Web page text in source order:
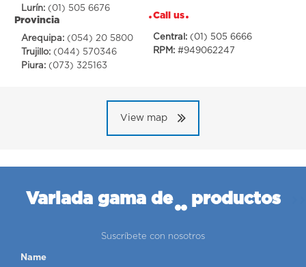
Lurín: (01) 505 6676
Provincia
Arequipa: (054) 20 5800
Trujillo: (044) 570346
Piura: (073) 325163
Call us
Central: (01) 505 6666
RPM: #949062247
View map
Variada gama de productos
Suscríbete con nosotros
Name